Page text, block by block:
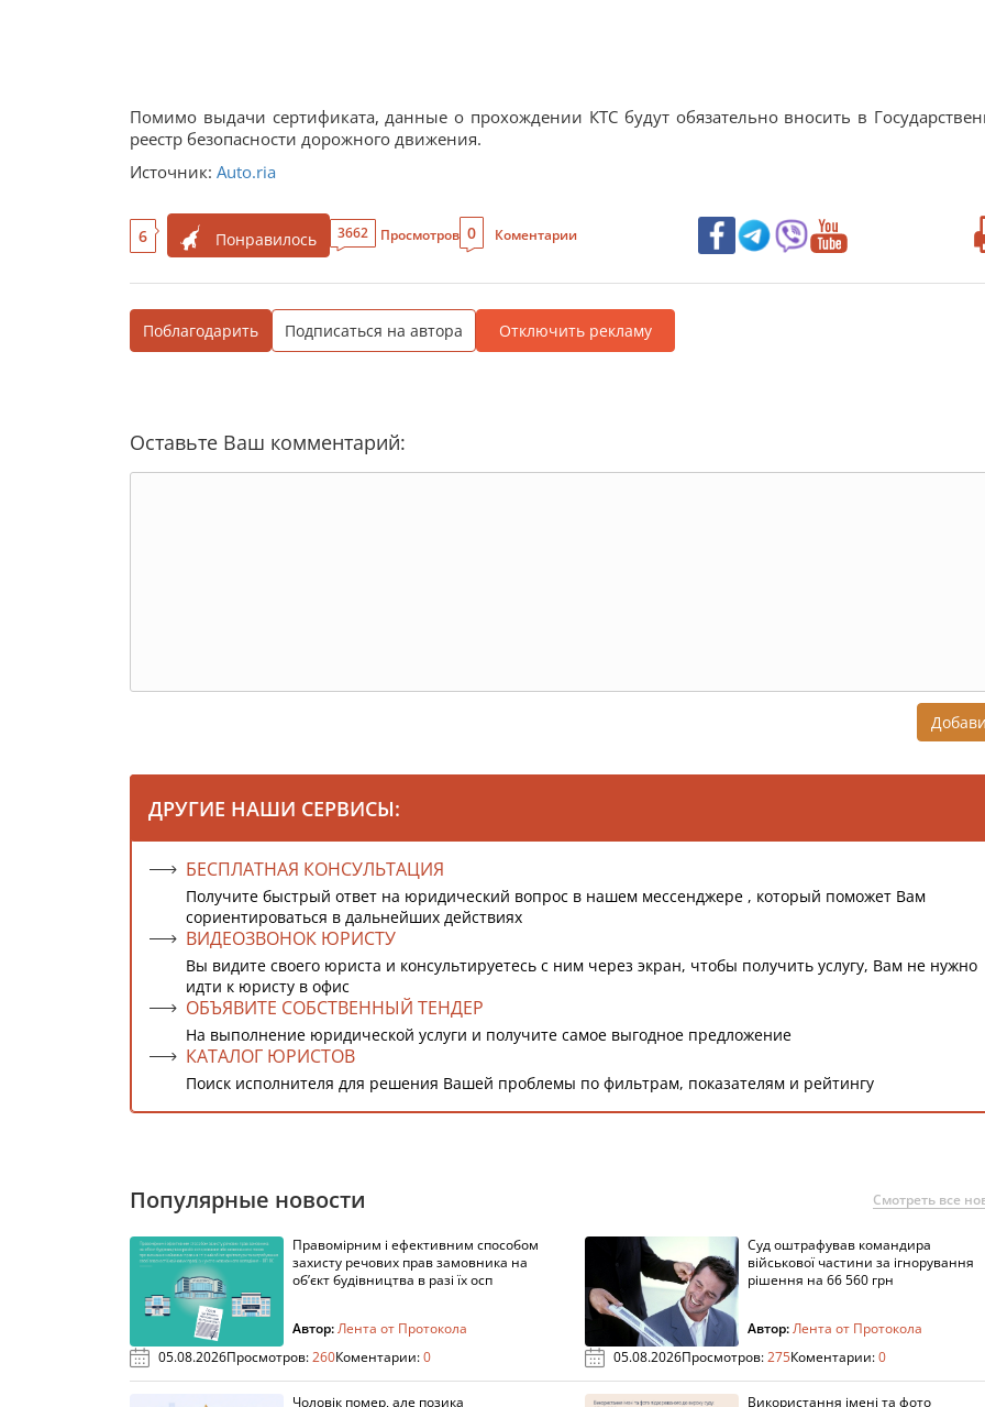
Помимо выдачи сертификата, данные о прохождении КТС будут обязательно вносить в
реестр безопасности дорожного движения.
Источник: Auto.ria
6 Понравилось 3662 Просмотров 0 Коментарии
Поблагодарить Подписаться на автора Отключить рекламу
Оставьте Ваш комментарий:
ДРУГИЕ НАШИ СЕРВИСЫ:
БЕСПЛАТНАЯ КОНСУЛЬТАЦИЯ
Получите быстрый ответ на юридический вопрос в нашем мессенджере , который поможет Вам
сориентироваться в дальнейших действиях
ВИДЕОЗВОНОК ЮРИСТУ
Вы видите своего юриста и консультируетесь с ним через экран, чтобы получить услугу, Вам не нужно
идти к юристу в офис
ОБЪЯВИТЕ СОБСТВЕННЫЙ ТЕНДЕР
На выполнение юридической услуги и получите самое выгодное предложение
КАТАЛОГ ЮРИСТОВ
Поиск исполнителя для решения Вашей проблемы по фильтрам, показателям и рейтингу
Популярные новости Смотреть все
Правомірним і ефективним способом
захисту речових прав замовника на
об’єкт будівництва в разі їх осп
Автор:Лента от Протокола
05.08.2026Просмотров:260Коментарии:0
Суд оштрафував командира
військової частини за ігнорування
рішення на 66 560 грн
Автор:Лента от Протокола
05.08.2026Просмотров:275Коментарии:0
Чоловік помер, але позика Використання імені та фото